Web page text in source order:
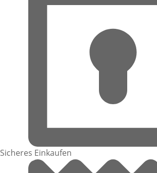
Sicheres Einkaufen